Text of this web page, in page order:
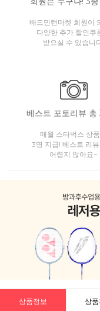
배드민턴마켓 회원이
다양한 추가 할인쿠
받으실 수 있습니
베스트 포토리뷰 총
매월 스타벅스 상
3명 지급! 베스트 리뷰
어렵지 않아요~
상품정보 상